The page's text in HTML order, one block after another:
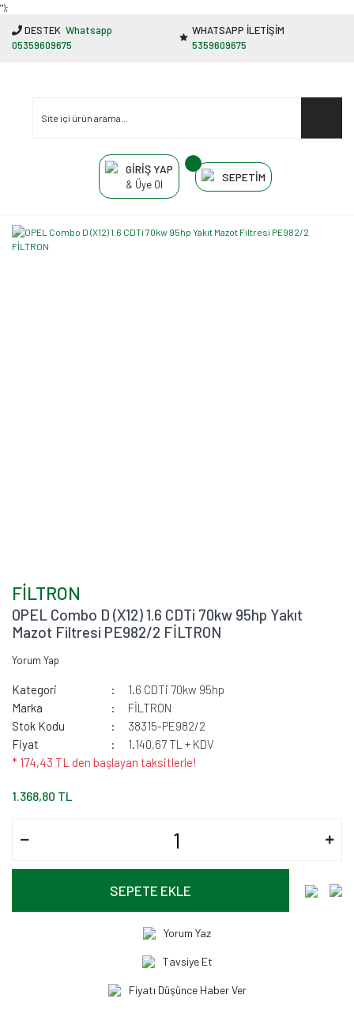
"');
DESTEK Whatsapp
05359609675
WHATSAPP İLETİŞİM
5359609675
GİRİŞ YAP
& Üye Ol
SEPETİM
FİLTRON
OPEL Combo D (X12) 1.6 CDTi 70kw 95hp Yakıt
Mazot Filtresi PE982/2 FİLTRON
Yorum Yap
Kategori
1.6 CDTi 70kw 95hp
Marka
FİLTRON
Stok Kodu
38315-PE982/2
Fiyat
1.140,67 TL + KDV
* 174,43 TL den başlayan taksitlerle!
1.368,80 TL
SEPETE EKLE
Yorum Yaz
Tavsiye Et
Fiyatı Düşünce Haber Ver